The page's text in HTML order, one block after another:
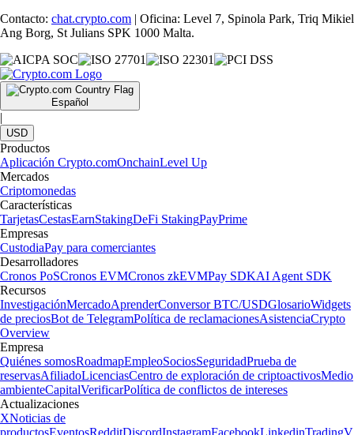
Contacto: chat.crypto.com | Oficina: Level 7, Spinola Park, Triq Mikiel
Ang Borg, St Julians SPK 1000 Malta.
Español
|
USD
Productos
Aplicación Crypto.comOnchainLevel Up
Mercados
Criptomonedas
Características
TarjetasCestasEarnStakingDeFi StakingPayPrime
Empresas
CustodiaPay para comerciantes
Desarrolladores
Cronos PoSCronos EVMCronos zkEVMPay SDKAI Agent SDK
Recursos
InvestigaciónMercadoAprenderConversor BTC/USDGlosarioWidgets
de preciosBot de TelegramPolítica de reclamacionesAsistenciaCrypto
Overview
Empresa
Quiénes somosRoadmapEmpleoSociosSeguridadPrueba de
reservasAfiliadoLicenciasCentro de exploración de criptoactivosMedio
ambienteCapitalVerificarPolítica de conflictos de intereses
Actualizaciones
XNoticias de
productosEventosRedditDiscordInstagramFacebookLinkedinTradingV